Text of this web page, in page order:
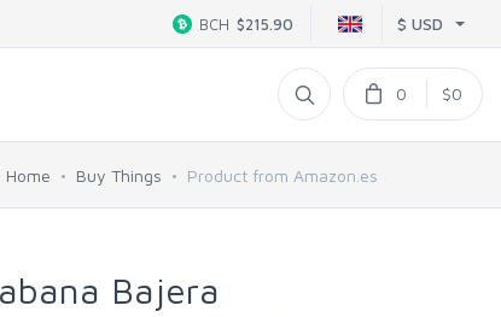
$ USD
BCH $215.90
0 $0
Home Buy Things Product from Amazon.es
Bajera